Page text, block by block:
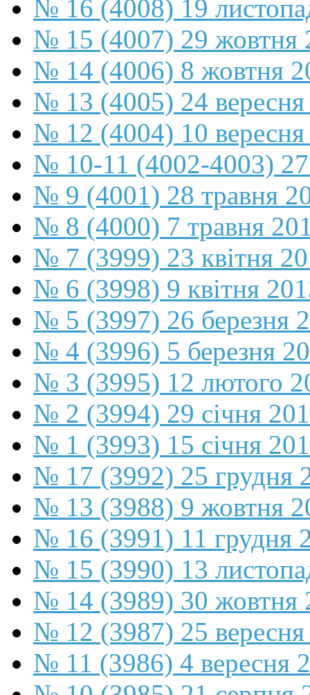
№ 16 (4008) 19
№ 15 (4007) 29 жовтня
№ 14 (4006) 8 жовтня
№ 13 (4005) 24
№ 12 (4004) 10
№ 10-11 (4002-4003)
№ 9 (4001) 28 травня
№ 8 (4000) 7 травня
№ 7 (3999) 23 квітня
№ 6 (3998) 9 квітня
№ 5 (3997) 26 березня
№ 4 (3996) 5 березня
№ 3 (3995) 12 лютого
№ 2 (3994) 29 січня
№ 1 (3993) 15 січня
№ 17 (3992) 25 грудня
№ 13 (3988) 9 жовтня
№ 16 (3991) 11 грудня
№ 15 (3990) 13
№ 14 (3989) 30 жовтня
№ 12 (3987) 25
№ 11 (3986) 4 вересня